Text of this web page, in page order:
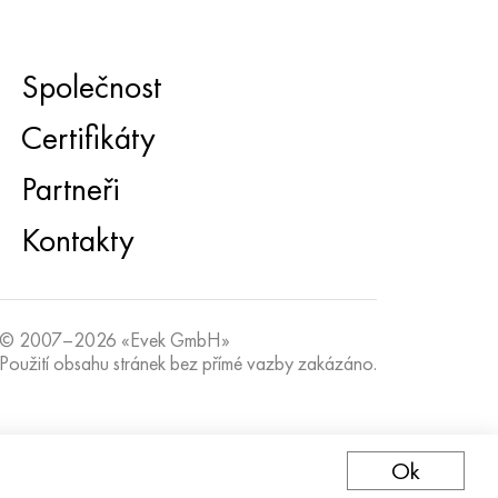
Společnost
Certifikáty
Partneři
Kontakty
© 2007–2026 «Evek GmbH»
Použití obsahu stránek bez přímé vazby zakázáno.
Ok